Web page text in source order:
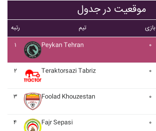
موقعیت در جدول
رتبه تیم بازی
۱
Peykan Tehran ۰
۲ Teraktorsazi Tabriz ۰
۳ Foolad Khouzestan ۰
۴ Fajr Sepasi ۰